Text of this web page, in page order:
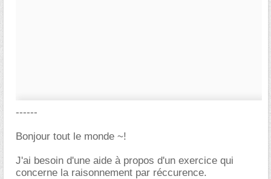
------
Bonjour tout le monde ~!
J'ai besoin d'une aide à propos d'un exercice qui
concerne la raisonnement par réccurence.